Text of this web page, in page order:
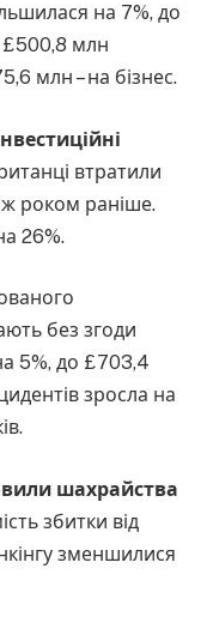
на 7%, до
£500,8 млн
млн – на бізнес.
втратили
роком раніше.
26%.
без згоди
5%, до £703,4
зросла на
шахрайства
збитки від
зменшилися